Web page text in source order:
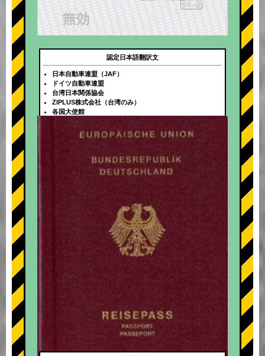
+
認定日本語翻訳文
日本自動車連盟（JAF）
ドイツ自動車連盟
台湾日本関係協会
ZIPLUS株式会社（台湾のみ）
各国大使館